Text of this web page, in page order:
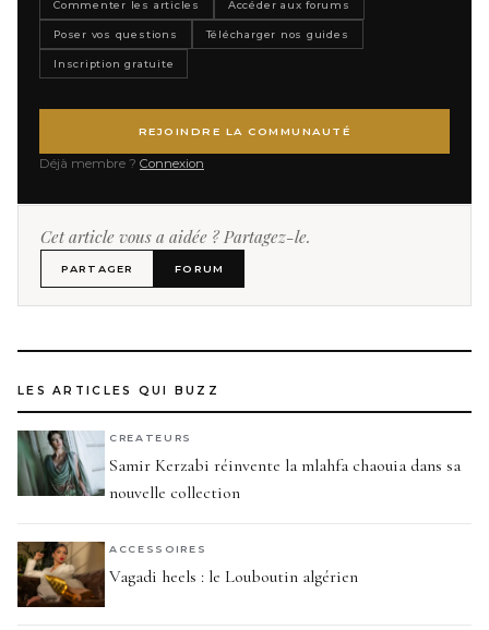
Commenter les articles Accéder aux forums
Poser vos questions Télécharger nos guides
Inscription gratuite
REJOINDRE LA COMMUNAUTÉ
Déjà membre ? Connexion
Cet article vous a aidée ? Partagez-le.
PARTAGER FORUM
LES ARTICLES QUI BUZZ
CREATEURS
Samir Kerzabi réinvente la mlahfa chaouia dans sa
nouvelle collection
ACCESSOIRES
Vagadi heels : le Louboutin algérien